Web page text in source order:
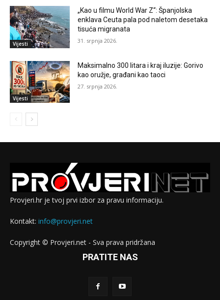
Vijesti
„Kao u filmu World War Z“: Španjolska
enklava Ceuta pala pod naletom desetaka
tisuća migranata
31. srpnja 2026.
Vijesti
Maksimalno 300 litara i kraj iluzije: Gorivo
kao oružje, građani kao taoci
27. srpnja 2026.
Provjeri.hr je tvoj prvi izbor za pravu informaciju.
Kontakt: info@provjeri.net
Copyright © Provjeri.net - Sva prava pridržana
PRATITE NAS